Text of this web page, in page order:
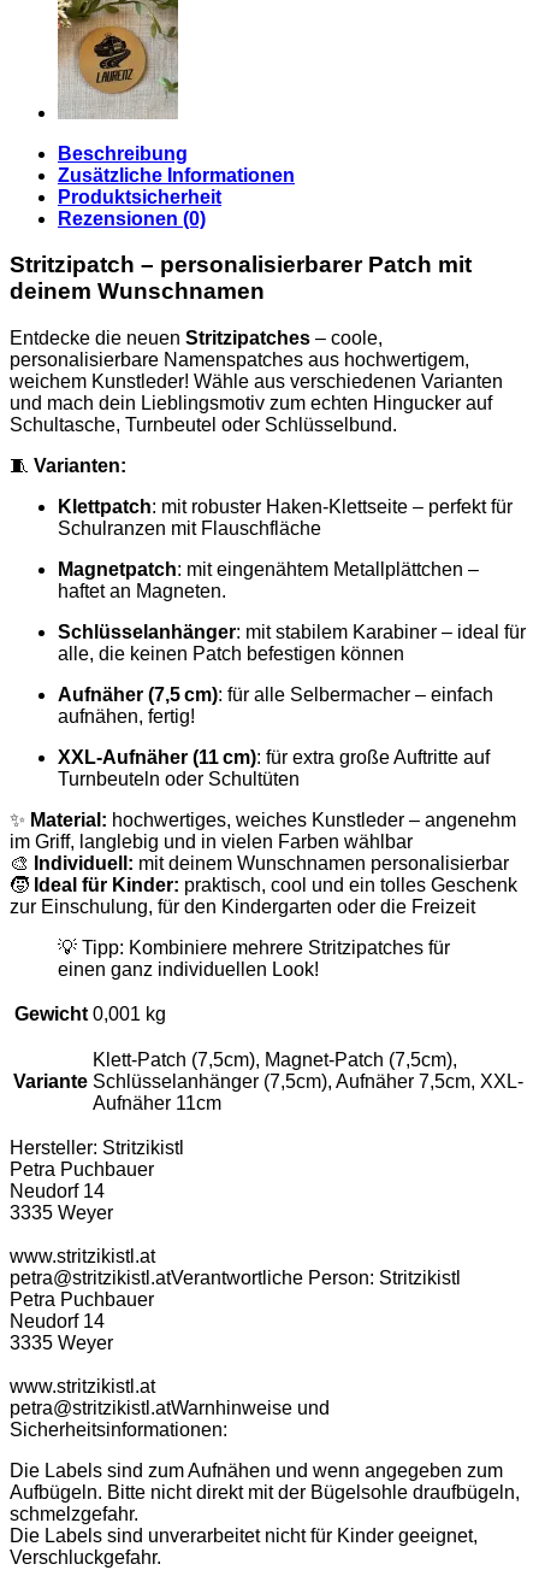
Beschreibung
Zusätzliche Informationen
Produktsicherheit
Rezensionen (0)
Stritzipatch – personalisierbarer Patch mit
deinem Wunschnamen
Entdecke die neuen Stritzipatches – coole,
personalisierbare Namenspatches aus hochwertigem,
weichem Kunstleder! Wähle aus verschiedenen Varianten
und mach dein Lieblingsmotiv zum echten Hingucker auf
Schultasche, Turnbeutel oder Schlüsselbund.
🧵 Varianten:
Klettpatch: mit robuster Haken-Klettseite – perfekt für
Schulranzen mit Flauschfläche
Magnetpatch: mit eingenähtem Metallplättchen –
haftet an Magneten.
Schlüsselanhänger: mit stabilem Karabiner – ideal für
alle, die keinen Patch befestigen können
Aufnäher (7,5 cm): für alle Selbermacher – einfach
aufnähen, fertig!
XXL-Aufnäher (11 cm): für extra große Auftritte auf
Turnbeuteln oder Schultüten
✨ Material: hochwertiges, weiches Kunstleder – angenehm
im Griff, langlebig und in vielen Farben wählbar
🎨
Individuell: mit deinem Wunschnamen personalisierbar
🧒 Ideal für Kinder: praktisch, cool und ein tolles Geschenk
zur Einschulung, für den Kindergarten oder die Freizeit
💡 Tipp: Kombiniere mehrere Stritzipatches für
einen ganz individuellen Look!
Gewicht 0,001 kg
Variante
Klett-Patch (7,5cm), Magnet-Patch (7,5cm),
Schlüsselanhänger (7,5cm), Aufnäher 7,5cm, XXL-
Aufnäher 11cm
Hersteller: Stritzikistl
Petra Puchbauer
Neudorf 14
3335 Weyer
www.stritzikistl.at
petra@stritzikistl.atVerantwortliche Person: Stritzikistl
Petra Puchbauer
Neudorf 14
3335 Weyer
www.stritzikistl.at
petra@stritzikistl.atWarnhinweise und
Sicherheitsinformationen:
Die Labels sind zum Aufnähen und wenn angegeben zum
Aufbügeln. Bitte nicht direkt mit der Bügelsohle draufbügeln,
schmelzgefahr.
Die Labels sind unverarbeitet nicht für Kinder geeignet,
Verschluckgefahr.